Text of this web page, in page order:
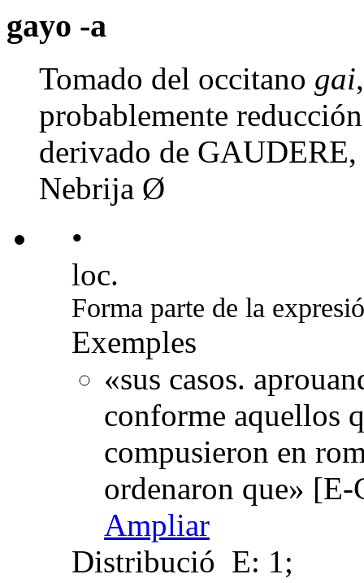
gayo -a
Tomado del occitano gai
probablemente
derivado de GAUDERE,
Nebrija Ø
•
loc.
Forma parte de la
Exemples
«sus casos.
conforme aquellos
compusieron en
ordenaron que»
Ampliar
Distribució E: 1;